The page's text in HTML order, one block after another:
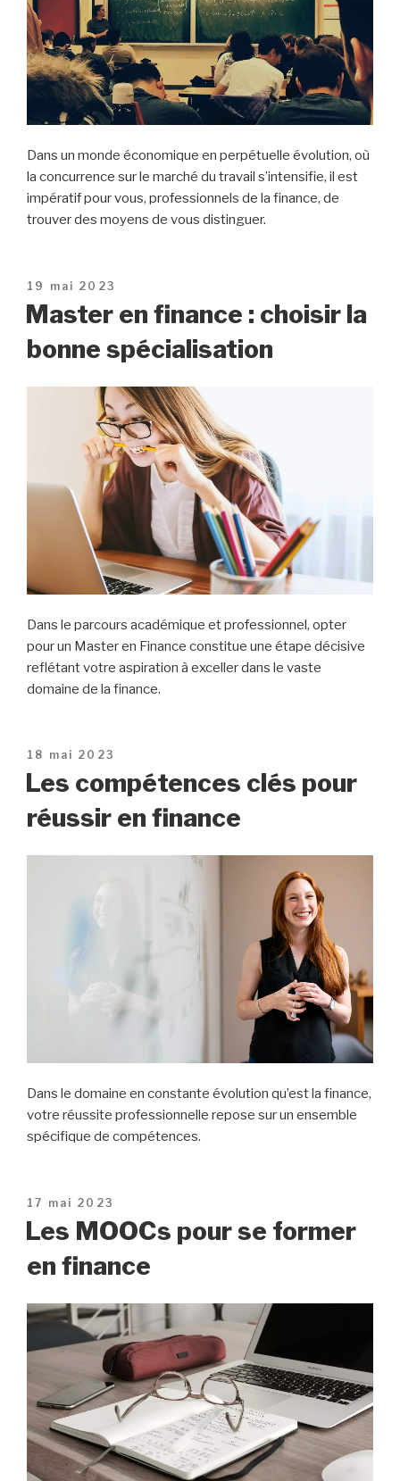
Dans un monde économique en perpétuelle évolution, où
la concurrence sur le marché du travail s’intensifie, il est
impératif pour vous, professionnels de la finance, de
trouver des moyens de vous distinguer.
Publié
le
19 mai 2023
Master en finance : choisir la
bonne spécialisation
Dans le parcours académique et professionnel, opter
pour un Master en Finance constitue une étape décisive
reflétant votre aspiration à exceller dans le vaste
domaine de la finance.
Publié
le
18 mai 2023
Les compétences clés pour
réussir en finance
Dans le domaine en constante évolution qu’est la finance,
votre réussite professionnelle repose sur un ensemble
spécifique de compétences.
Publié
le
17 mai 2023
Les MOOCs pour se former
en finance